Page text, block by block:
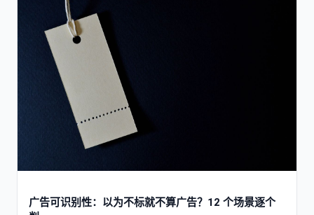
广告可识别性：以为不标就不算广告？12 个场景逐个